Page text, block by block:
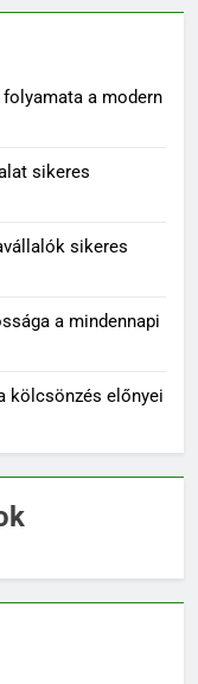
a modern
sikeres
sikeres
a mindennapi
kölcsönzés előnyei